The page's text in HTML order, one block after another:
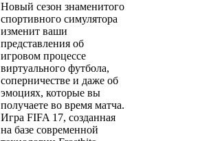
Новый сезон знаменитого
спортивного симулятора
изменит ваши
представления об
игровом процессе
виртуального футбола,
соперничестве и даже об
эмоциях, которые вы
получаете во время матча.
Игра FIFA 17, созданная
на базе современной